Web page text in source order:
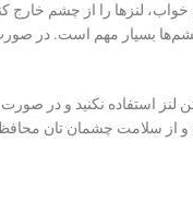
لنزها را از چشم خارج
بسیار مهم است. در
لنز استفاده نکنید و در
و از سلامت چشمان تان